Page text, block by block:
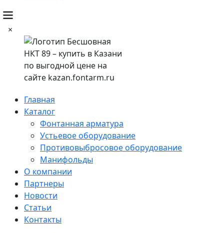
×
Главная
Каталог
Фонтанная арматура
Устьевое оборудование
Противовыбросовое оборудование
Манифольды
О компании
Партнеры
Новости
Статьи
Контакты